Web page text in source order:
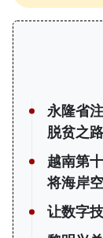
永隆省
脱贫之路
越南第
将海岸
让数字